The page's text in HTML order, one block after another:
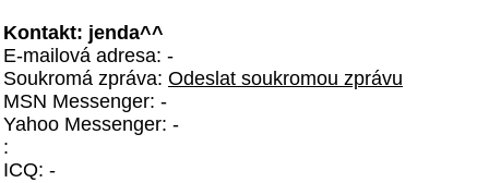
Kontakt: jenda^^
E-mailová adresa: -
Soukromá zpráva: Odeslat soukromou zprávu
MSN Messenger: -
Yahoo Messenger: -
:
ICQ: -